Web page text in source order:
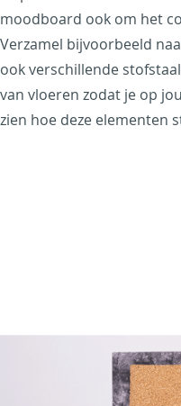
moodboard ook om het
Verzamel bijvoorbeeld
ook verschillende
van vloeren zodat je op
zien hoe deze elementen